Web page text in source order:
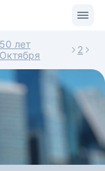
50 лет
Октября
2